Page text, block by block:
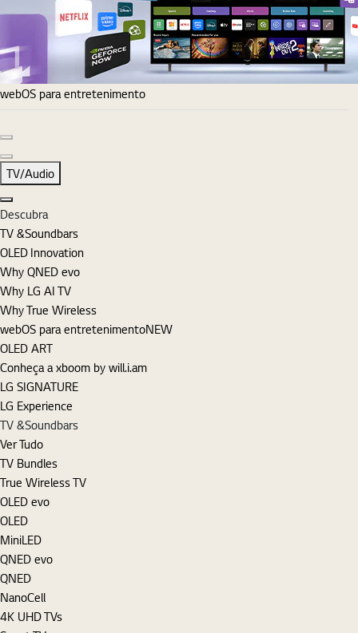
webOS para entretenimento
Diapositivo seguinte
TV/Audio
Fechar
Descubra
TV &Soundbars
OLED Innovation
Why QNED evo
Why LG AI TV
Why True Wireless
webOS para entretenimentoNEW
OLED ART
Conheça a xboom by will.i.am
LG SIGNATURE
LG Experience
TV &Soundbars
Ver Tudo
TV Bundles
True Wireless TV
OLED evo
OLED
MiniLED
QNED evo
QNED
NanoCell
4K UHD TVs